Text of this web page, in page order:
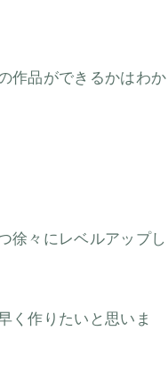
作品ができるかはわか
徐々にレベルアップし
く作りたいと思いま